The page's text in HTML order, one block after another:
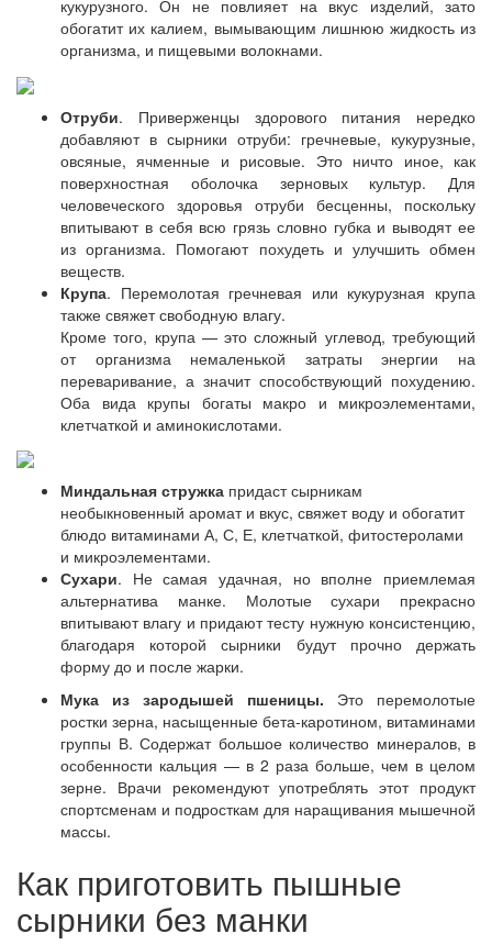
кукурузного. Он не повлияет на вкус изделий, зато
обогатит их калием, вымывающим лишнюю жидкость из
организма, и пищевыми волокнами.
Отруби. Приверженцы здорового питания нередко
добавляют в сырники отруби: гречневые, кукурузные,
овсяные, ячменные и рисовые. Это ничто иное, как
поверхностная оболочка зерновых культур. Для
человеческого здоровья отруби бесценны, поскольку
впитывают в себя всю грязь словно губка и выводят ее
из организма. Помогают похудеть и улучшить обмен
веществ.
Крупа. Перемолотая гречневая или кукурузная крупа
также свяжет свободную влагу.
Кроме того, крупа — это сложный углевод, требующий
от организма немаленькой затраты энергии на
переваривание, а значит способствующий похудению.
Оба вида крупы богаты макро и микроэлементами,
клетчаткой и аминокислотами.
Миндальная стружка придаст сырникам
необыкновенный аромат и вкус, свяжет воду и обогатит
блюдо витаминами А, С, Е, клетчаткой, фитостеролами
и микроэлементами.
Сухари. Не самая удачная, но вполне приемлемая
альтернатива манке. Молотые сухари прекрасно
впитывают влагу и придают тесту нужную консистенцию,
благодаря которой сырники будут прочно держать
форму до и после жарки.
Мука из зародышей пшеницы. Это перемолотые
ростки зерна, насыщенные бета-каротином, витаминами
группы В. Содержат большое количество минералов, в
особенности кальция — в 2 раза больше, чем в целом
зерне. Врачи рекомендуют употреблять этот продукт
спортсменам и подросткам для наращивания мышечной
массы.
Как приготовить пышные
сырники без манки